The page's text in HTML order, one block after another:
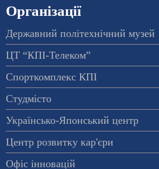
Організації
Державний політехнічний музей
ЦТ “КПІ-Телеком”
Спорткомплекс КПІ
Студмісто
Українсько-Японський центр
Центр розвитку кар'єри
Офіс інновацій